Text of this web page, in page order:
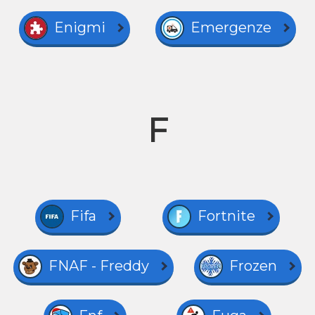
Enigmi Emergenze
F
Fifa Fortnite
FNAF - Freddy Frozen